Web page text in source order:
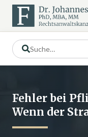
Fehler bei
Wenn der